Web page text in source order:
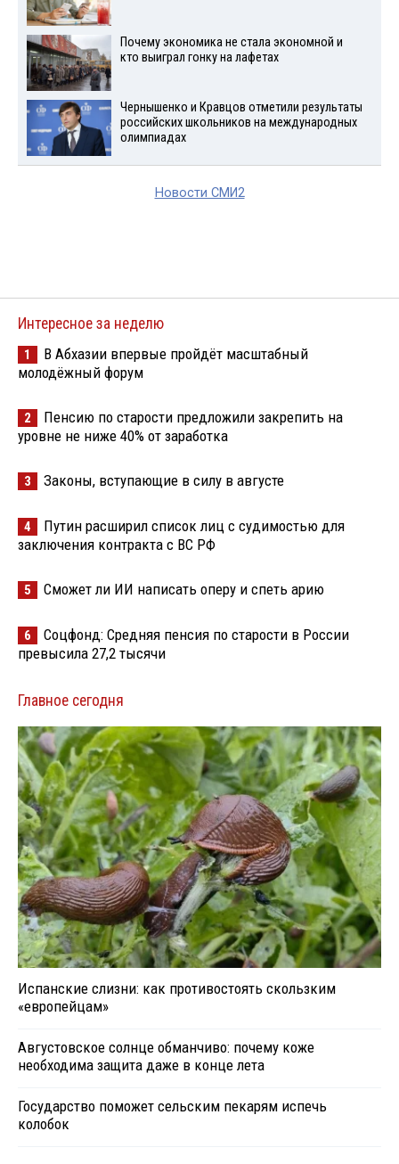
Почему экономика не стала экономной и
кто выиграл гонку на лафетах
Чернышенко и Кравцов отметили результаты
российских школьников на международных
олимпиадах
Новости СМИ2
Интересное за неделю
1
В Абхазии впервые пройдёт масштабный
молодёжный форум
2
Пенсию по старости предложили закрепить на
уровне не ниже 40% от заработка
3 Законы, вступающие в силу в августе
4
Путин расширил список лиц с судимостью для
заключения контракта с ВС РФ
5 Сможет ли ИИ написать оперу и спеть арию
6
Соцфонд: Средняя пенсия по старости в России
превысила 27,2 тысячи
Главное сегодня
Испанские слизни: как противостоять скользким
«европейцам»
Августовское солнце обманчиво: почему коже
необходима защита даже в конце лета
Государство поможет сельским пекарям испечь
колобок